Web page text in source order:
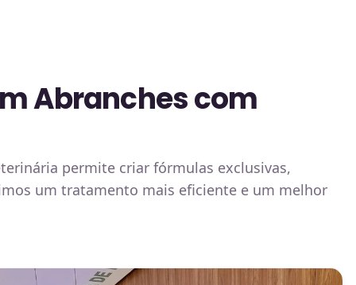
Abranches com
permite criar fórmulas exclusivas,
um tratamento mais eficiente e um melhor